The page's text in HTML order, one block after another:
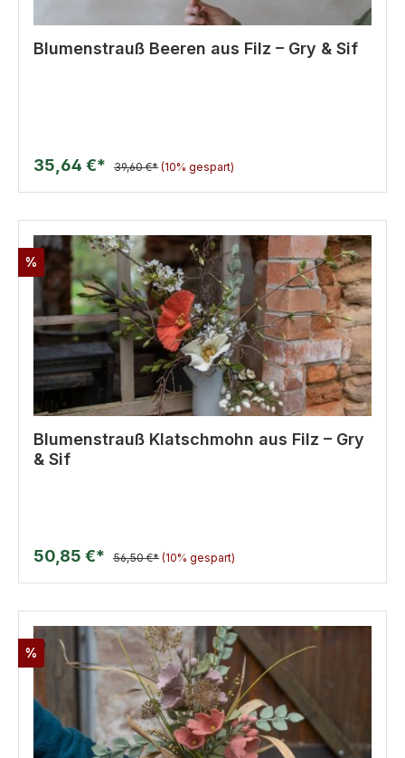
Blumenstrauß Beeren aus Filz – Gry & Sif
35,64 €* 39,60 €* (10% gespart)
%
Blumenstrauß Klatschmohn aus Filz – Gry
& Sif
50,85 €* 56,50 €* (10% gespart)
%